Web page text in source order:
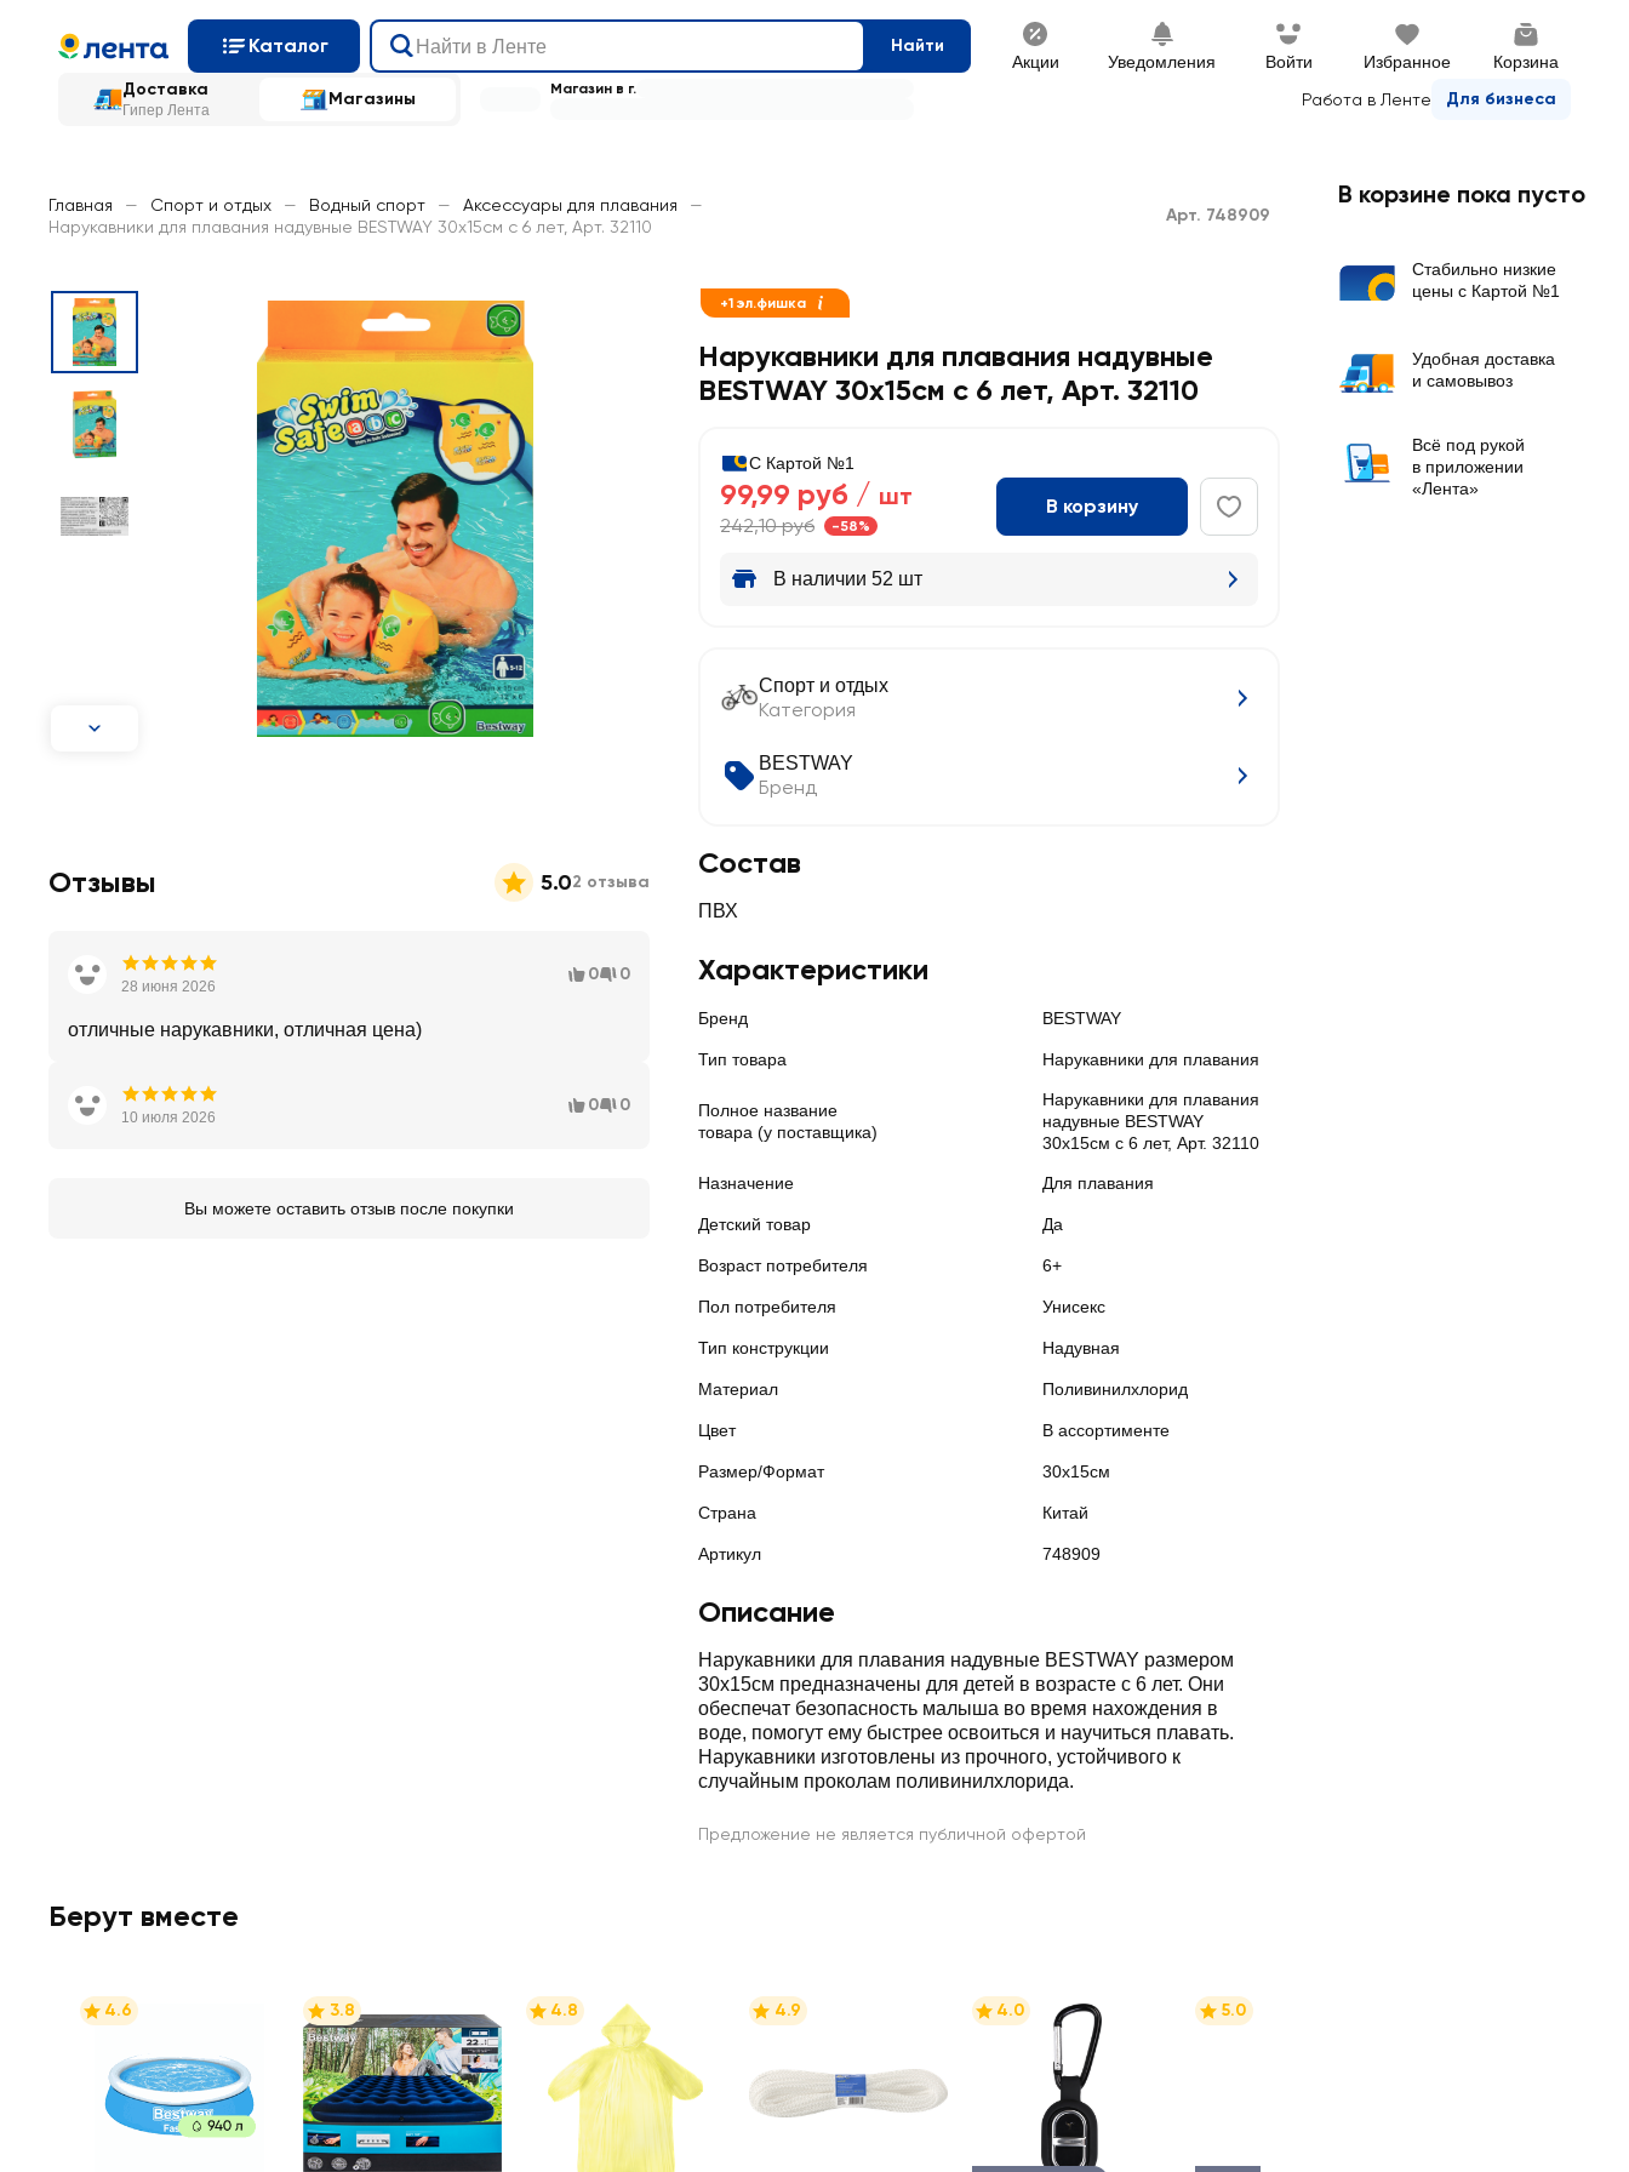
Каталог Найти
Акции Уведомления Войти Избранное Корзина
Доставка
Гипер Лента
Магазины Работа в Ленте Для бизнеса
Магазин в г.
Главная — Спорт и отдых — Водный спорт — Аксессуары для плавания
—
Нарукавники для плавания надувные BESTWAY 30х15см с 6 лет, Арт. 32110
Арт. 748909
+1 эл.фишка
Нарукавники для плавания надувные
BESTWAY 30х15см с 6 лет, Арт. 32110
С Картой №1
99,99 руб / шт
242,10 руб -58%
В корзину
В наличии 52 шт
Спорт и отдых
Категория
BESTWAY
Бренд
Состав
ПВХ
Характеристики
Бренд BESTWAY
Тип товара Нарукавники для плавания
Полное название
товара (у поставщика)
Нарукавники для плавания
надувные BESTWAY
30х15см с 6 лет, Арт. 32110
Назначение Для плавания
Детский товар Да
Возраст потребителя 6+
Пол потребителя Унисекс
Тип конструкции Надувная
Материал Поливинилхлорид
Цвет В ассортименте
Размер/Формат 30х15см
Страна Китай
Артикул 748909
Описание
Нарукавники для плавания надувные BESTWAY размером
30х15см предназначены для детей в возрасте с 6 лет. Они
обеспечат безопасность малыша во время нахождения в
воде, помогут ему быстрее освоиться и научиться плавать.
Нарукавники изготовлены из прочного, устойчивого к
случайным проколам поливинилхлорида.
Предложение не является публичной офертой
Отзывы 5.02 отзыва
28 июня 2026
0 0
отличные нарукавники, отличная цена)
10 июля 2026
0 0
Вы можете оставить отзыв после покупки
Берут вместе
4.6 3.8 4.8 4.9 4.0 5.0
В корзине пока пусто
Стабильно низкие
цены с Картой №1
Удобная доставка
и самовывоз
Всё под рукой
в приложении
«Лента»